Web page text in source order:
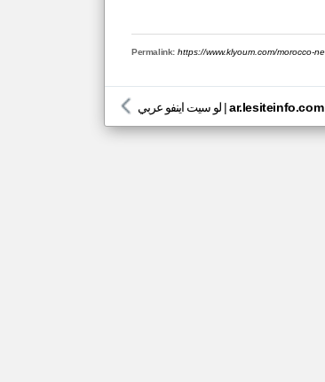
Permalink:
لو سيت اينفو عربي |ar.lesiteinfo.com